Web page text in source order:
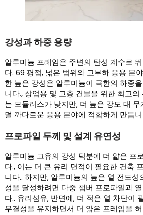
강성과 하중 용량
알루미늄 프레임은 주변의 탄성 계수로
다. 69 평점, 넓은 범위와 고부하 응용 분
한 높은 강성은 알루미늄이 극한의 하중
니다., 상업용 및 고층 건물을 위한 최고
는 모듈러스가 낮지만, 더 높은 강도 대
덜 까다로운 응용 분야에 적합하게 만듭니
프로파일 두께 및 설계 유연성
알루미늄 고유의 강성 덕분에 더 얇은 프
다., 이는 더 큰 유리 면적이 필요한 건축
니다.. 하지만, 알루미늄의 높은 열 전도
성을 달성하려면 다중 챔버 프로파일과
다.. 유리섬유, 반면에, 더 적은 열 차단이
무결성을 유지하면서 더 얇은 프레임을